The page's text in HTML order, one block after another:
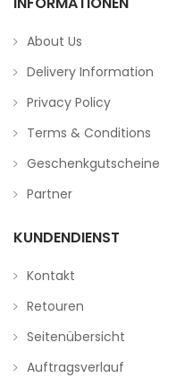
About Us
Delivery Information
Privacy Policy
Terms & Conditions
Geschenkgutscheine
Partner
KUNDENDIENST
Kontakt
Retouren
Seitenübersicht
Auftragsverlauf